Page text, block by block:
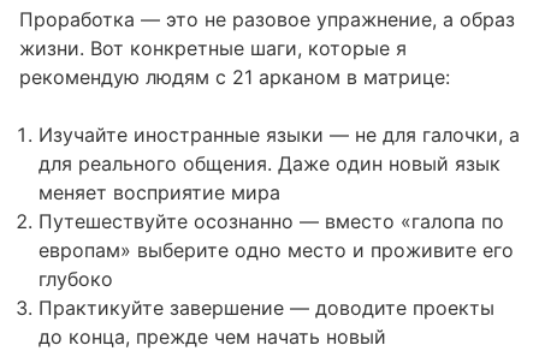
Проработка — это не разовое упражнение, а образ
жизни. Вот конкретные шаги, которые я
рекомендую людям с 21 арканом в матрице:
Изучайте иностранные языки — не для галочки, а
для реального общения. Даже один новый язык
меняет восприятие мира
Путешествуйте осознанно — вместо «галопа по
европам» выберите одно место и проживите его
глубоко
Практикуйте завершение — доводите проекты
до конца, прежде чем начать новый